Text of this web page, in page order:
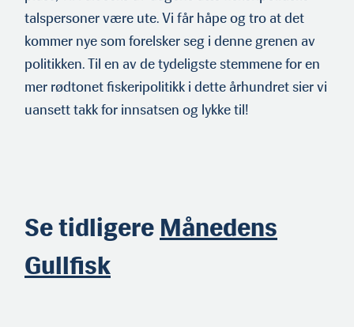
talspersoner være ute. Vi får håpe og tro at det
kommer nye som forelsker seg i denne grenen av
politikken. Til en av de tydeligste stemmene for en
mer rødtonet fiskeripolitikk i dette århundret sier vi
uansett takk for innsatsen og lykke til!
Se tidligere Månedens
Gullfisk